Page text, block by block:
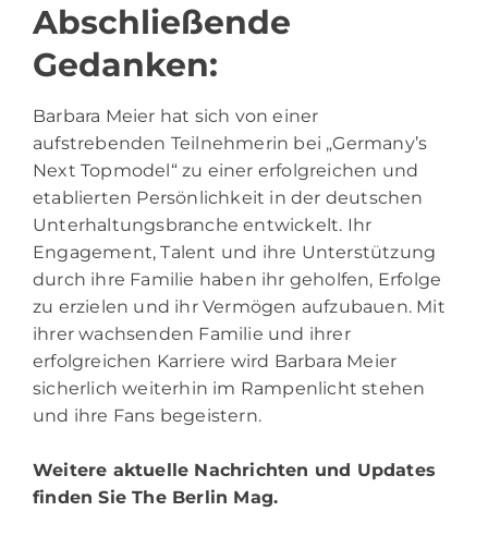
Abschließende
Gedanken:
Barbara Meier hat sich von einer
aufstrebenden Teilnehmerin bei „Germany’s
Next Topmodel“ zu einer erfolgreichen und
etablierten Persönlichkeit in der deutschen
Unterhaltungsbranche entwickelt. Ihr
Engagement, Talent und ihre Unterstützung
durch ihre Familie haben ihr geholfen, Erfolge
zu erzielen und ihr Vermögen aufzubauen. Mit
ihrer wachsenden Familie und ihrer
erfolgreichen Karriere wird Barbara Meier
sicherlich weiterhin im Rampenlicht stehen
und ihre Fans begeistern.
Weitere aktuelle Nachrichten und Updates
finden SieThe Berlin Mag.